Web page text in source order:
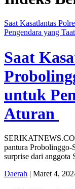
Saat Kasatlantas
Pengendara yang
Saat
untuk
Aturan
pantura Probolinggo-
surprise dari anggota
Daerah | Maret 4,